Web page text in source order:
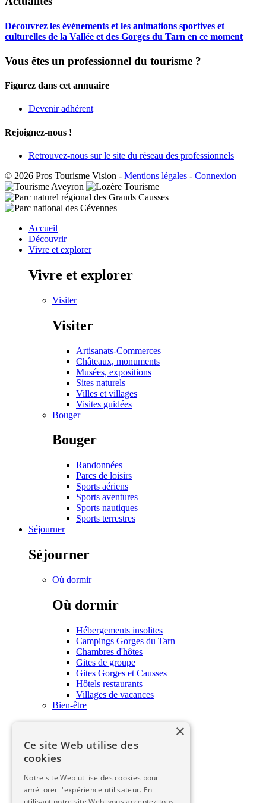
Découvrez les événements et les animations sportives et
culturelles de la Vallée et des Gorges du Tarn en ce moment
Vous êtes un professionnel du tourisme ?
Figurez dans cet annuaire
Devenir adhérent
Rejoignez-nous !
Retrouvez-nous sur le site du réseau des professionnels
© 2026 Pros Tourisme Vision - Mentions légales - Connexion
Accueil
Découvrir
Vivre et explorer
Vivre et explorer
Visiter
Visiter
Artisanats-Commerces
Châteaux, monuments
Musées, expositions
Sites naturels
Villes et villages
Visites guidées
Bouger
Bouger
Randonnées
Parcs de loisirs
Sports aériens
Sports aventures
Sports nautiques
Sports terrestres
Séjourner
Séjourner
Où dormir
Où dormir
Hébergements insolites
Campings Gorges du Tarn
Chambres d'hôtes
Gites de groupe
Gites Gorges et Causses
Hôtels restaurants
Villages de vacances
Bien-être
Savourer
×
Ce site Web utilise des
cookies
Notre site Web utilise des cookies pour
améliorer l'expérience utilisateur. En